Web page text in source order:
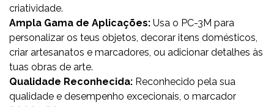
criatividade.
Ampla Gama de Aplicações: Usa o PC-3M para
personalizar os teus objetos, decorar itens domésticos,
criar artesanatos e marcadores, ou adicionar detalhes às
tuas obras de arte.
Qualidade Reconhecida: Reconhecido pela sua
qualidade e desempenho excecionais, o marcador